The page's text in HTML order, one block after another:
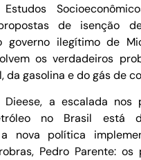
de isenção
governo ilegítimo de
os verdadeiros
da gasolina e do gás de
a escalada nos
no Brasil está
nova política
Pedro Parente: os